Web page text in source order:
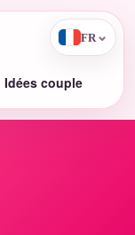
Idées couple
FR ⌄